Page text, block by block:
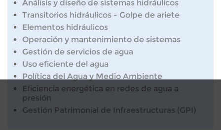
Análisis y diseño de sistemas hidráulicos
Transitorios hidráulicos - Golpe de ariete
Elementos hidráulicos
Operación y mantenimiento de sistemas
Gestión de servicios de agua
Uso eficiente del agua
Política del Agua y Medio Ambiente
Eficiencia energética en redes de agua a
presión
Gestión Patrimonial de Infraestructuras (GPI)